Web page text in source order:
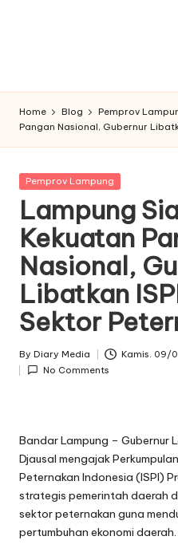
Home Blog Pemprov
Pangan Nasional, Gubernur
Posted
Pemprov Lampung
Lampung
Kekuatan
Nasional,
Libatkan
Sektor
Posted
by
By Diary Media
Kamis. 09/
No Comments
Bandar Lampung – Gubernur
Djausal mengajak
Peternakan Indonesia (ISPI)
strategis pemerintah daerah
sektor peternakan guna
pertumbuhan ekonomi daerah.